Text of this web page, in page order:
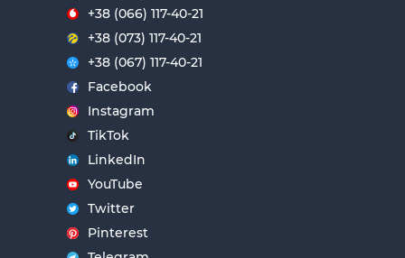
+38 (066) 117-40-21
+38 (073) 117-40-21
+38 (067) 117-40-21
Facebook
Instagram
TikTok
LinkedIn
YouTube
Twitter
Pinterest